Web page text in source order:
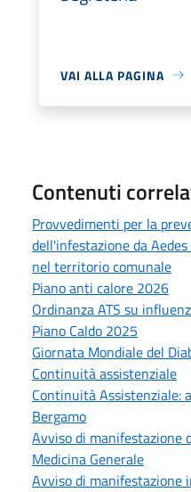
VAI ALLA PAGINA
Contenuti
Provvedimenti per la
dell'infestazione da
nel territorio comunale
Piano anti calore 2026
Ordinanza ATS su
Piano Caldo 2025
Giornata Mondiale del
Continuità assistenziale
Continuità Assistenziale:
Bergamo
Avviso di manifestazione
Medicina Generale
Avviso di manifestazione